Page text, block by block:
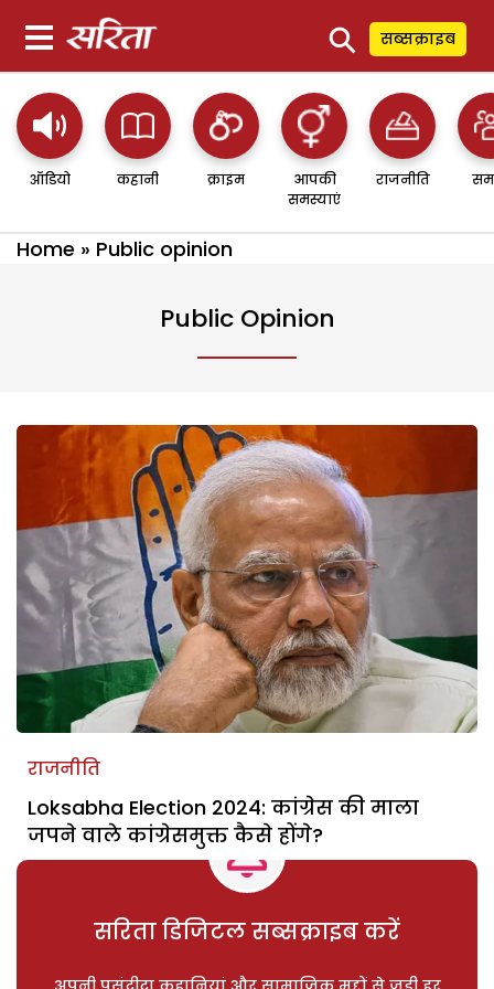
⚲ सब्सक्राइब
ऑडियो कहानी क्राइम
आपकी
समस्याएं
राजनीति
Home » Public opinion
Public Opinion
राजनीति
Loksabha Election 2024: कांग्रेस की माला
जपने वाले कांग्रेसमुक्त कैसे होंगे?
सरिता डिजिटल सब्सक्राइब करें